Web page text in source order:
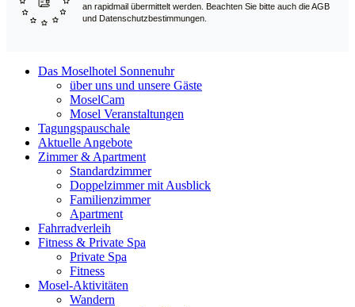
an rapidmail übermittelt werden. Beachten Sie bitte auch die AGB
und Datenschutzbestimmungen.
Das Moselhotel Sonnenuhr
über uns und unsere Gäste
MoselCam
Mosel Veranstaltungen
Tagungspauschale
Aktuelle Angebote
Zimmer & Apartment
Standardzimmer
Doppelzimmer mit Ausblick
Familienzimmer
Apartment
Fahrradverleih
Fitness & Private Spa
Private Spa
Fitness
Mosel-Aktivitäten
Wandern